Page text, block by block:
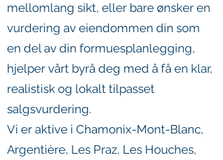
mellomlang sikt, eller bare ønsker en
vurdering av eiendommen din som
en del av din formuesplanlegging,
hjelper vårt byrå deg med å få en klar,
realistisk og lokalt tilpasset
salgsvurdering.
Vi er aktive i Chamonix-Mont-Blanc,
Argentière, Les Praz, Les Houches,